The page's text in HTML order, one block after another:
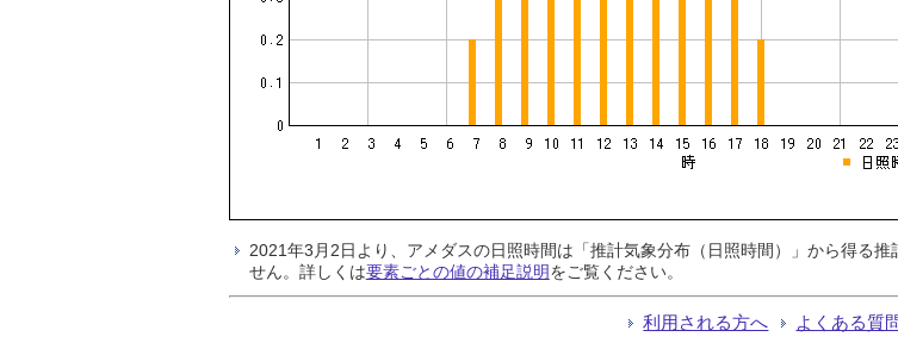
2021年3月2日より、アメダスの日照時間は「推計気象分布（日照時間）」から得る
せん。詳しくは要素ごとの値の補足説明をご覧ください。
利用される方へ よくある質